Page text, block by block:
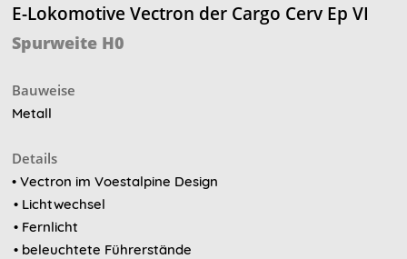
E-Lokomotive Vectron der Cargo Cerv Ep VI
Spurweite H0
Bauweise
Metall
Details
• Vectron im Voestalpine Design
• Lichtwechsel
• Fernlicht
• beleuchtete Führerstände